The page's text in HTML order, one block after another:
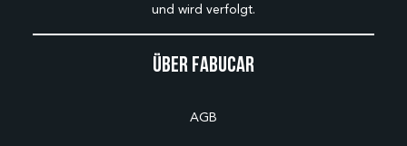
Über Fabucar
AGB
und wird verfolgt.